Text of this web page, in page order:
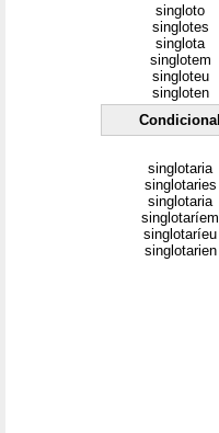
singloto
singlotes
singlota
singlotem
singloteu
singloten
Condicional
singlotaria
singlotaries
singlotaria
singlotaríem
singlotaríeu
singlotarien